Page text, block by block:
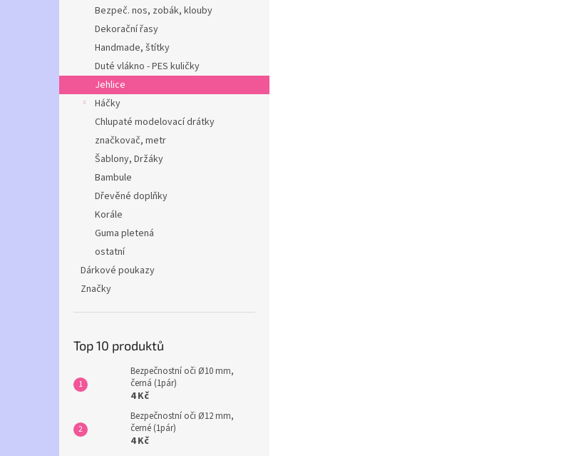
Bezpeč. nos, zobák, klouby
Dekorační řasy
Handmade, štítky
Duté vlákno - PES kuličky
Jehlice
Háčky
Chlupaté modelovací drátky
značkovač, metr
Šablony, Držáky
Bambule
Dřevěné doplňky
Korále
Guma pletená
ostatní
Dárkové poukazy
Značky
Top 10 produktů
Bezpečnostní oči Ø10 mm,
černá (1pár)
4 Kč
Bezpečnostní oči Ø12 mm,
černé (1pár)
4 Kč